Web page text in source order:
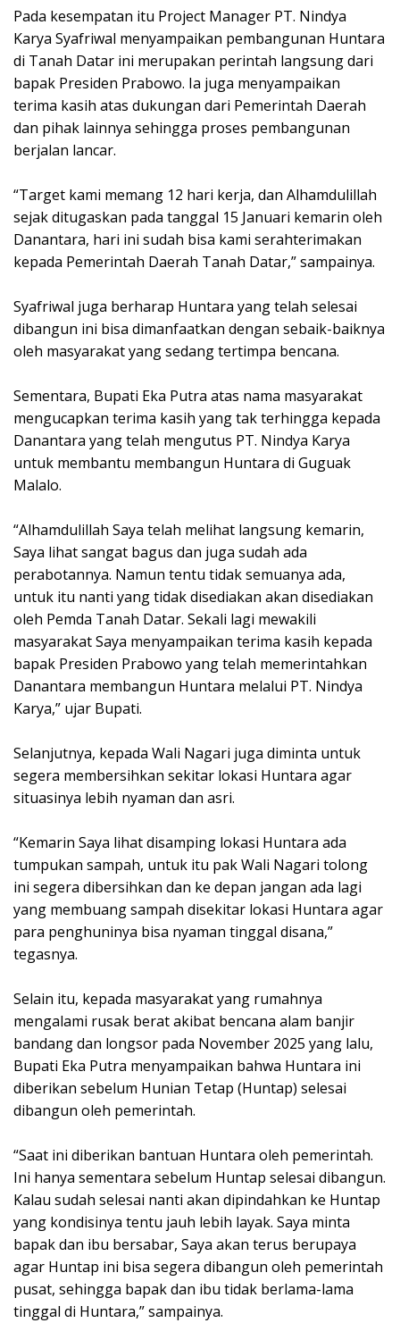
Pada kesempatan itu Project Manager PT. Nindya
Karya Syafriwal menyampaikan pembangunan Huntara
di Tanah Datar ini merupakan perintah langsung dari
bapak Presiden Prabowo. Ia juga menyampaikan
terima kasih atas dukungan dari Pemerintah Daerah
dan pihak lainnya sehingga proses pembangunan
berjalan lancar.
“Target kami memang 12 hari kerja, dan Alhamdulillah
sejak ditugaskan pada tanggal 15 Januari kemarin oleh
Danantara, hari ini sudah bisa kami serahterimakan
kepada Pemerintah Daerah Tanah Datar,” sampainya.
Syafriwal juga berharap Huntara yang telah selesai
dibangun ini bisa dimanfaatkan dengan sebaik-baiknya
oleh masyarakat yang sedang tertimpa bencana.
Sementara, Bupati Eka Putra atas nama masyarakat
mengucapkan terima kasih yang tak terhingga kepada
Danantara yang telah mengutus PT. Nindya Karya
untuk membantu membangun Huntara di Guguak
Malalo.
“Alhamdulillah Saya telah melihat langsung kemarin,
Saya lihat sangat bagus dan juga sudah ada
perabotannya. Namun tentu tidak semuanya ada,
untuk itu nanti yang tidak disediakan akan disediakan
oleh Pemda Tanah Datar. Sekali lagi mewakili
masyarakat Saya menyampaikan terima kasih kepada
bapak Presiden Prabowo yang telah memerintahkan
Danantara membangun Huntara melalui PT. Nindya
Karya,” ujar Bupati.
Selanjutnya, kepada Wali Nagari juga diminta untuk
segera membersihkan sekitar lokasi Huntara agar
situasinya lebih nyaman dan asri.
“Kemarin Saya lihat disamping lokasi Huntara ada
tumpukan sampah, untuk itu pak Wali Nagari tolong
ini segera dibersihkan dan ke depan jangan ada lagi
yang membuang sampah disekitar lokasi Huntara agar
para penghuninya bisa nyaman tinggal disana,”
tegasnya.
Selain itu, kepada masyarakat yang rumahnya
mengalami rusak berat akibat bencana alam banjir
bandang dan longsor pada November 2025 yang lalu,
Bupati Eka Putra menyampaikan bahwa Huntara ini
diberikan sebelum Hunian Tetap (Huntap) selesai
dibangun oleh pemerintah.
“Saat ini diberikan bantuan Huntara oleh pemerintah.
Ini hanya sementara sebelum Huntap selesai dibangun.
Kalau sudah selesai nanti akan dipindahkan ke Huntap
yang kondisinya tentu jauh lebih layak. Saya minta
bapak dan ibu bersabar, Saya akan terus berupaya
agar Huntap ini bisa segera dibangun oleh pemerintah
pusat, sehingga bapak dan ibu tidak berlama-lama
tinggal di Huntara,” sampainya.